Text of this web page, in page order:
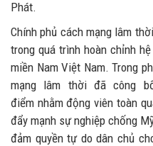
Phát.
Chính phủ cách mạng lâm
trong quá trình hoàn chỉnh
miền Nam Việt Nam. Trong
mạng lâm thời đã công
điểm nhằm động viên toàn
đẩy mạnh sự nghiệp chống
đảm quyền tự do dân chủ